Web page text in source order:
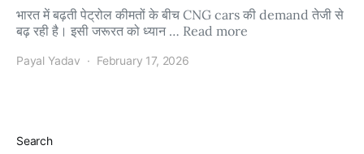
भारत में बढ़ती पेट्रोल कीमतों के बीच CNG cars की demand तेजी से
बढ़ रही है। इसी जरूरत को ध्यान … Read more
Payal Yadav February 17, 2026
Search